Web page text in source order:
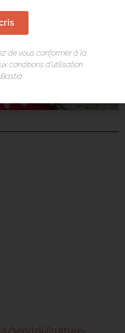
de vous conformer à la
conditions d’utilisation